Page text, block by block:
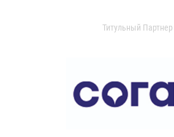
Титульный Партнер